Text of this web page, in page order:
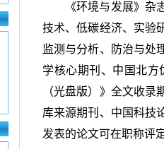
《环境与发展》
技术、低碳经济、实验
监测与分析、防治与处
学核心期刊、中国北
（光盘版）》全文收
库来源期刊、中国科技
发表的论文可在职称评